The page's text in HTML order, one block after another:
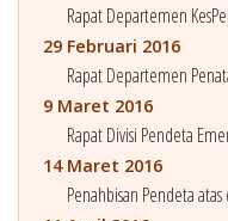
Rapat Departemen
29 Februari 2016
Rapat Departemen
9 Maret 2016
Rapat Divisi Pendeta
14 Maret 2016
Penahbisan Pendeta